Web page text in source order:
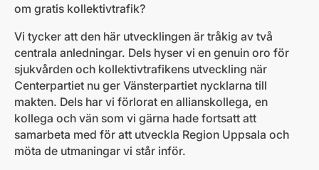
om gratis kollektivtrafik?
Vi tycker att den här utvecklingen är tråkig av två
centrala anledningar. Dels hyser vi en genuin oro för
sjukvården och kollektivtrafikens utveckling när
Centerpartiet nu ger Vänsterpartiet nycklarna till
makten. Dels har vi förlorat en allianskollega, en
kollega och vän som vi gärna hade fortsatt att
samarbeta med för att utveckla Region Uppsala och
möta de utmaningar vi står inför.